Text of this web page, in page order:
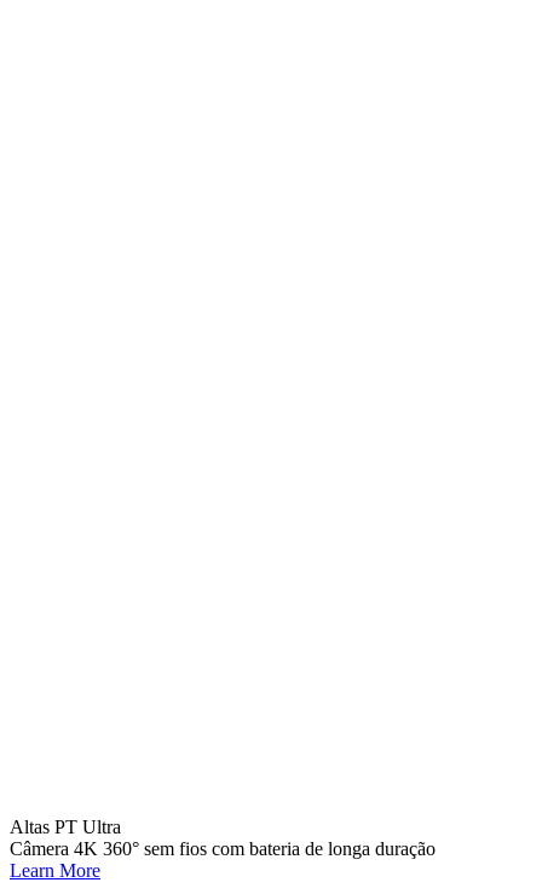
Altas PT Ultra
Câmera 4K 360° sem fios com bateria de longa duração
Learn More